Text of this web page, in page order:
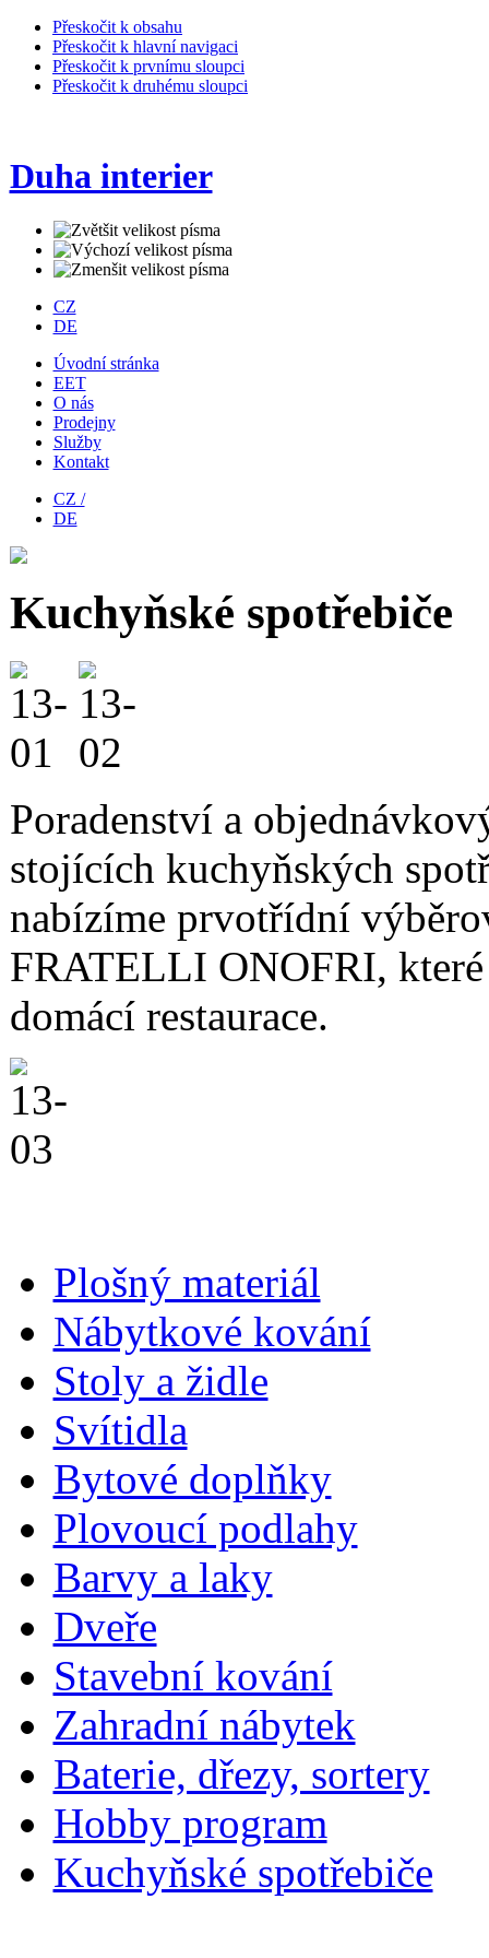
Přeskočit k obsahu
Přeskočit k hlavní navigaci
Přeskočit k prvnímu sloupci
Přeskočit k druhému sloupci
Duha interier
CZ
DE
Úvodní stránka
EET
O nás
Prodejny
Služby
Kontakt
CZ /
DE
Kuchyňské spotřebiče
Poradenství a
stojících kuchyňských
nabízíme prvotřídní
FRATELLI ONOFRI,
domácí restaurace.
Plošný materiál
Nábytkové kování
Stoly a židle
Svítidla
Bytové doplňky
Plovoucí podlahy
Barvy a laky
Dveře
Stavební kování
Zahradní nábytek
Baterie, dřezy, sortery
Hobby program
Kuchyňské spotřebiče